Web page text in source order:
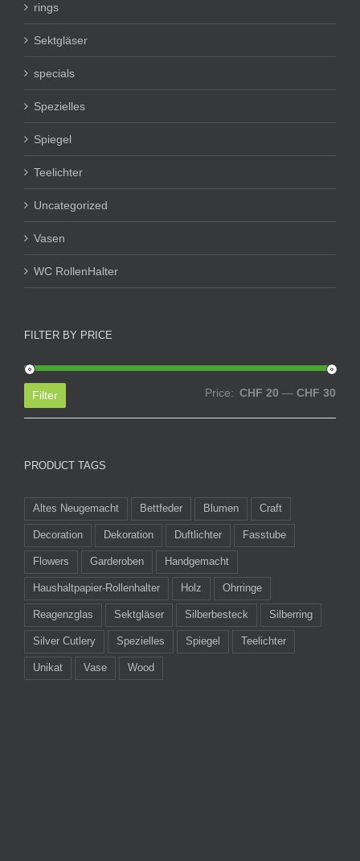
rings
Sektgläser
specials
Spezielles
Spiegel
Teelichter
Uncategorized
Vasen
WC RollenHalter
FILTER BY PRICE
Filter Price: CHF 20 — CHF 30
PRODUCT TAGS
Altes Neugemacht Bettfeder Blumen Craft
Decoration Dekoration Duftlichter Fasstube
Flowers Garderoben Handgemacht
Haushaltpapier-Rollenhalter Holz Ohrringe
Reagenzglas Sektgläser Silberbesteck Silberring
Silver Cutlery Spezielles Spiegel Teelichter
Unikat Vase Wood